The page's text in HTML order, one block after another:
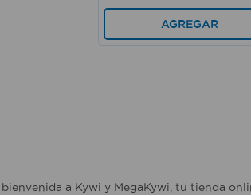
AGREGAR
bienvenida a Kywi y MegaKywi, tu tienda